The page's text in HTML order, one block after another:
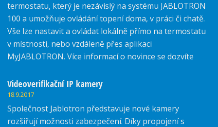
termostatu, který je nezávislý na systému JABLOTRON
100 a umožňuje ovládání topení doma, v práci či chatě.
Vše lze nastavit a ovládat lokálně přímo na termostatu
v místnosti, nebo vzdáleně přes aplikaci
MyJABLOTRON. Více informací o novince se dozvíte
Videoverifikační IP kamery
18.9.2017
Společnost Jablotron představuje nové kamery
rozšiřují možnosti zabezpečení. Díky propojení s